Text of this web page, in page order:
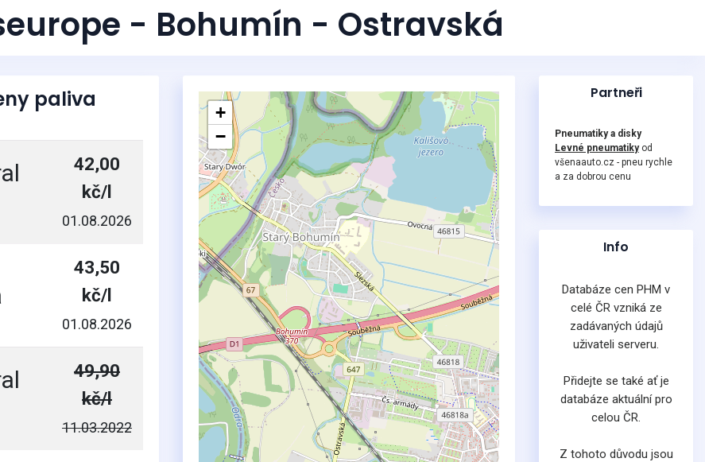
- Bohumín - Ostravská
paliva
42,00
kč/l
01.08.2026
43,50
kč/l
01.08.2026
49,90
kč/l
11.03.2022
+
−
Partneři
Pneumatiky a disky
Levné pneumatikyod
všenaauto.cz - pneu rychle
a za dobrou cenu
Info
Databáze cen PHM v
celé ČR vzniká ze
zadávaných údajů
uživateli serveru.
Přidejte se také ať je
databáze aktuální pro
celou ČR.
Z tohoto důvodu jsou